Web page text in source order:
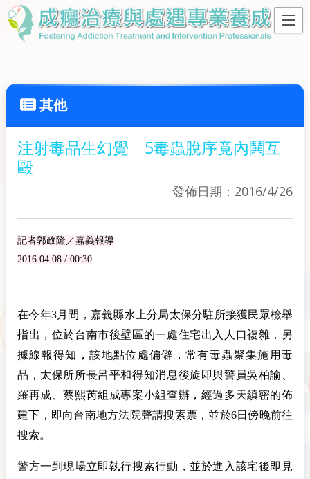
其他
注射毒品生幻覺 5毒蟲脫序竟內鬨互
毆
發佈日期：2016/4/26
記者郭政隆／嘉義報導
2016.04.08 / 00:30
在今年3月間，嘉義縣水上分局太保分駐所接獲民眾檢舉
指出，位於台南市後壁區的一處住宅出入人口複雜，另
據線報得知，該地點位處偏僻，常有毒蟲聚集施用毒
品，太保所所長呂平和得知消息後旋即與警員吳柏諭、
羅再成、蔡熙芮組成專案小組查辦，經過多天縝密的佈
建下，即向台南地方法院聲請搜索票，並於6日傍晚前往
搜索。
警方一到現場立即執行搜索行動，並於進入該宅後即見